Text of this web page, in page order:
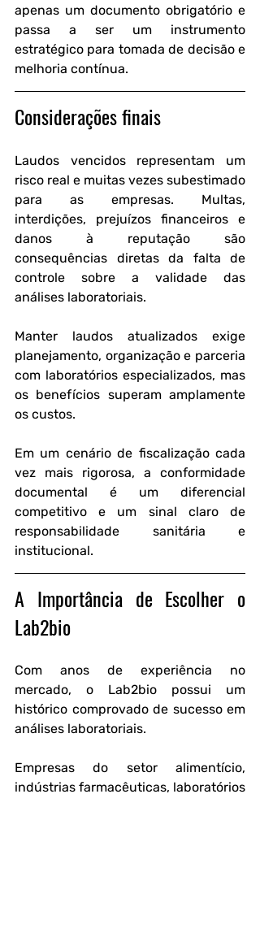
apenas um documento obrigatório e
passa a ser um instrumento
estratégico para tomada de decisão e
melhoria contínua.
Considerações finais
Laudos vencidos representam um
risco real e muitas vezes subestimado
para as empresas. Multas,
interdições, prejuízos financeiros e
danos à reputação são
consequências diretas da falta de
controle sobre a validade das
análises laboratoriais.
Manter laudos atualizados exige
planejamento, organização e parceria
com laboratórios especializados, mas
os benefícios superam amplamente
os custos.
Em um cenário de fiscalização cada
vez mais rigorosa, a conformidade
documental é um diferencial
competitivo e um sinal claro de
responsabilidade sanitária e
institucional.
A Importância de Escolher o
Lab2bio
Com anos de experiência no
mercado, o Lab2bio possui um
histórico comprovado de sucesso em
análises laboratoriais.
Empresas do setor alimentício,
indústrias farmacêuticas, laboratórios